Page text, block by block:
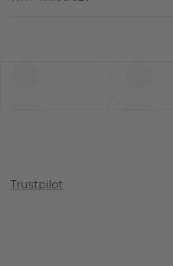
Trustpilot